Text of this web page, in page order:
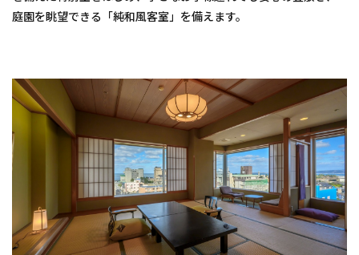
庭園を眺望できる「純和風客室」を備えます。